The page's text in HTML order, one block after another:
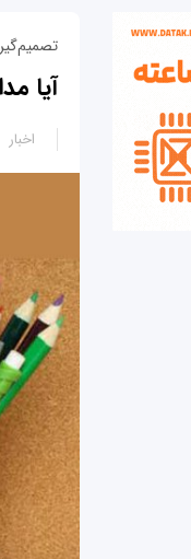
آیا مدارس
اخبار